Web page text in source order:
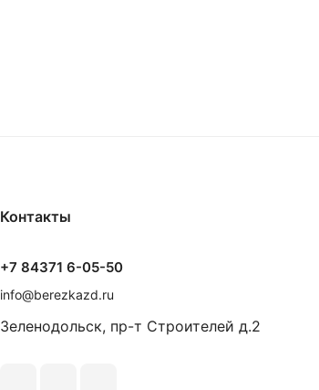
Контакты
+7 84371 6-05-50
info@berezkazd.ru
Зеленодольск, пр-т Строителей д.2